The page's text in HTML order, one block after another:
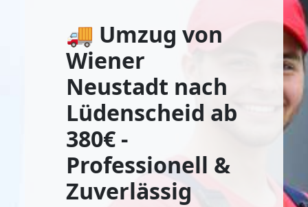
🚚 Umzug von
Wiener
Neustadt nach
Lüdenscheid ab
380€ -
Professionell &
Zuverlässig